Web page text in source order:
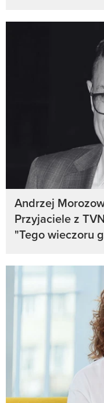
Andrzej
Przyjaciele z
"Tego wieczoru